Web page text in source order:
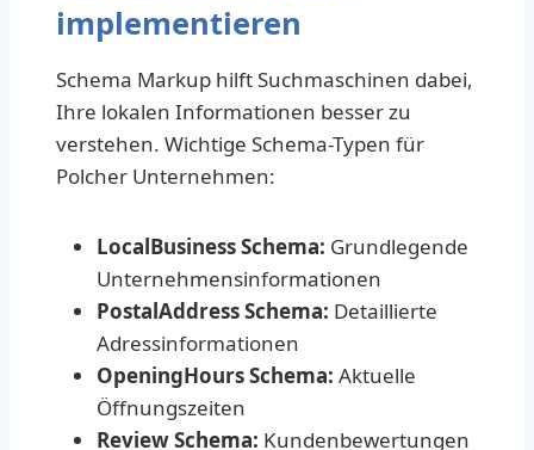
implementieren
Schema Markup hilft Suchmaschinen dabei,
Ihre lokalen Informationen besser zu
verstehen. Wichtige Schema-Typen für
Polcher Unternehmen:
LocalBusiness Schema: Grundlegende
Unternehmensinformationen
PostalAddress Schema: Detaillierte
Adressinformationen
OpeningHours Schema: Aktuelle
Öffnungszeiten
Review Schema: Kundenbewertungen